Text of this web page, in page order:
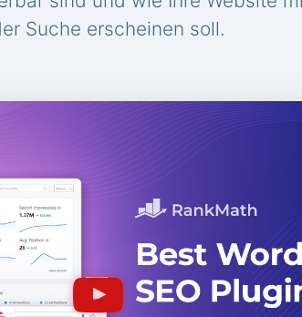
Suche erscheinen soll.